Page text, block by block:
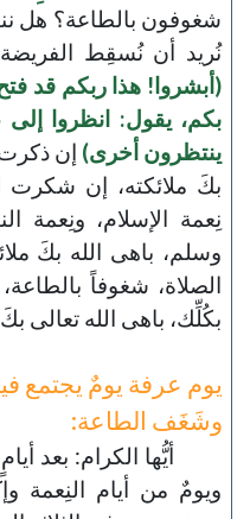
شغوفون بالطاعة؟ هل
نُريد أن نُسقِط
(أبشروا! هذا ربكم قد
بكم، يقول: انظروا
ينتظرون أخرى) إن ذكرت
بكَ ملائكته، إن شكرت
نِعمة الإسلام، ونِعمة
وسلم، باهى الله بكَ
الصلاة، شغوفاً
بكُلِّك، باهى الله تعالى بكَ
يوم عرفة يومٌ يجتمع
وشَغَف الطاعة:
أيُّها الكرام: بعد
ويومٌ من أيام النِعمة